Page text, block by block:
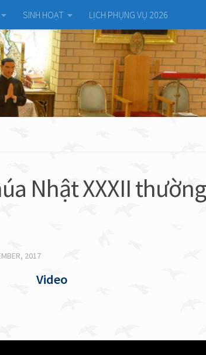
SINH HOẠT LỊCH PHỤNG VỤ 2026
Nhật XXXII
2017
Video